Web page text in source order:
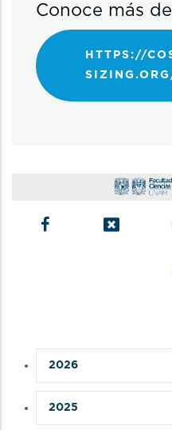
Conoce más
HTTPS://
2026
2025